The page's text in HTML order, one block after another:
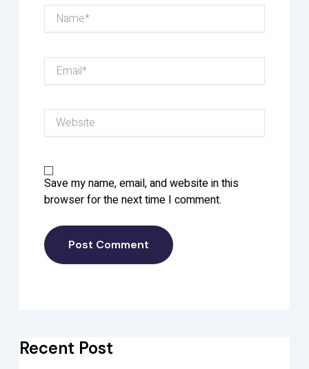
Name*
Email*
Website
Save my name, email, and website in this
browser for the next time I comment.
Recent Post